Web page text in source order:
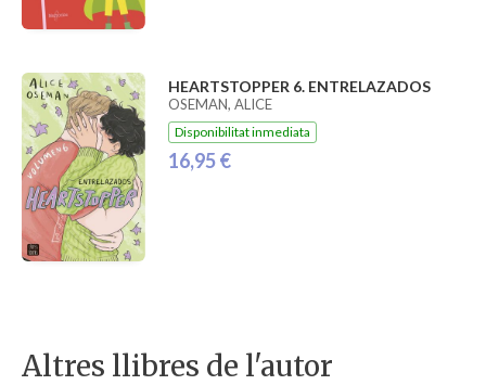
HEARTSTOPPER 6. ENTRELAZADOS
OSEMAN, ALICE
Disponibilitat inmediata
16,95 €
Altres llibres de l'autor